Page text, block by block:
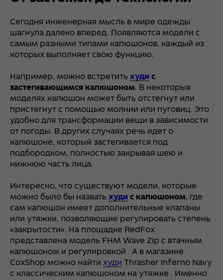
Сегодня инженерная мысль в мире одежды
шагнула далеко вперед. Появляются модели с
самым разными типами капюшонов, каждый из
которых выполняет свою функцию.
Например, можно встретить худи с
застегивающимся капюшоном . В некоторых
моделях капюшон может быть отстегнут или
пристегнут с помощью молнии или пуговиц. Это
удобно для трансформации вещи в зависимости
от погоды. В других случаях речь идет о
капюшоне, который застегивается под
подбородком, полностью закрывая шею и
нижнюю часть лица.
Интересно, что существуют модели, которые
можно было бы назвать худи с капюшоном, где
сам капюшон имеет дополнительные клапаны
или утяжки, позволяющие регулировать степень
«закрытости». На площадке RedFox
представлена модель FHM Wave Zip с втачным
капюшоном и регулировкой . А в магазине
CoxShop можно найти худи Thrasher Inferno Navy
с классическим капюшоном на утяжке . Именно